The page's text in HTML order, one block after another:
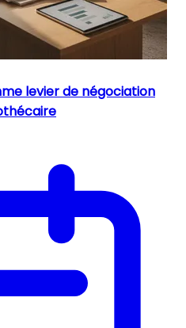
levier de négociation